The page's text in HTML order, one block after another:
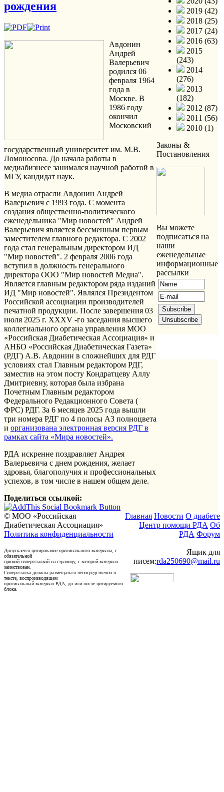
рождения
Авдонин
Андрей
Валерьевич
родился 06
февраля 1964
года в
Москве. В
1986 году
окончил
Московский
государственный университет им. М.В.
Ломоносова. До начала работы в
медиабизнесе занимался научной работой в
МГУ, кандидат наук.
В медиа отрасли Авдонин Андрей
Валерьевич с 1993 года. С момента
создания общественно-политического
еженедельника "Мир новостей" Андрей
Валерьевич является бессменным первым
заместителем главного редактора. C 2002
года стал генеральным директором ИД
"Мир новостей". 2 февраля 2006 года
вступил в должность генерального
директора ООО "Мир новостей Медиа".
Является главным редактором ряда изданий
ИД "Мир новостей". Являлся Президентом
Российской ассоциации производителей
печатной продукции. После завершения 03
июля 2025 г. ХХХV -го заседания высшего
коллегиального органа управления МОО
«Российская Диабетическая Ассоциация» и
АНБО «Российская Диабетическая Газета»
(РДГ) А.В. Авдонин в сложнейших для РДГ
условиях стал Главным редактором РДГ,
заместив на этом посту Кондратцеву Аллу
Дмитриевну, которая была избрана
Почетным Главным редактором
Федерального Редакционного Совета (
ФРС) РДГ. За 6 месяцев 2025 года вышли
три номера РДГ по 4 полосы А3 полноцвета
и организована электронная версия РДГ в
рамках сайта «Мира новостей».
РДА искренне поздравляет Андрея
Валерьевича с днем рождения, желает
здровья, благополучия и профессиональных
успехов, в том числе в нашем общем деле.
Поделиться ссылкой:
2019 (42)
2018 (25)
2017 (24)
2016 (63)
2015
(243)
2014
(276)
2013
(182)
2012 (87)
2011 (56)
2010 (1)
Законы &
Постановления
Вы можете
подписаться на
наши
еженедельные
информационные
рассылки
© МОО «Российская
Диабетическая Ассоциация»
Политика конфиденциальности
Допускается цитирование оригинального материала, с
обязательной
прямой гиперссылкой на страницу, с которой материал
заимствован.
Гиперссылка должна размещаться непосредственно в
тексте, воспроизводящем
оригинальный материал РДА, до или после цитируемого
блока.
Главная Новости О диабете
Центр помощи РДА Об
РДА Форум
Ящик для
писем:rda250690@mail.ru